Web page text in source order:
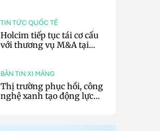
TIN TỨC QUỐC TẾ
Holcim tiếp tục tái cơ cấu
với thương vụ M&A tại
BẢN TIN XI MĂNG
Thị trường phục hồi, công
nghệ xanh tạo động lực